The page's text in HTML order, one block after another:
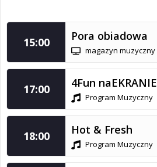
15:00 Pora obiadowa
magazyn muzyczny
17:00 4Fun naEKRANIE
Program Muzyczny
18:00 Hot & Fresh
Program Muzyczny